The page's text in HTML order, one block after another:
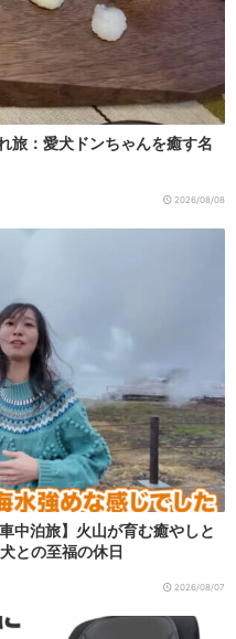
旅：愛犬ドンちゃんを癒す名
2026/08/08
中泊旅】火山が育む癒やしと
との至福の休日
2026/08/07